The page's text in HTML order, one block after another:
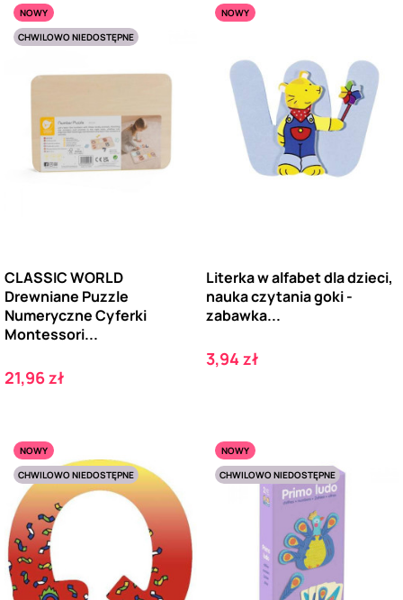
NOWY
CHWILOWO NIEDOSTĘPNE
CLASSIC WORLD
Drewniane Puzzle
Numeryczne Cyferki
Montessori...
Cena
21,96 zł
NOWY
Literka w alfabet dla dzieci,
nauka czytania goki -
zabawka...
Cena
3,94 zł
NOWY
CHWILOWO NIEDOSTĘPNE
NOWY
CHWILOWO NIEDOSTĘPNE